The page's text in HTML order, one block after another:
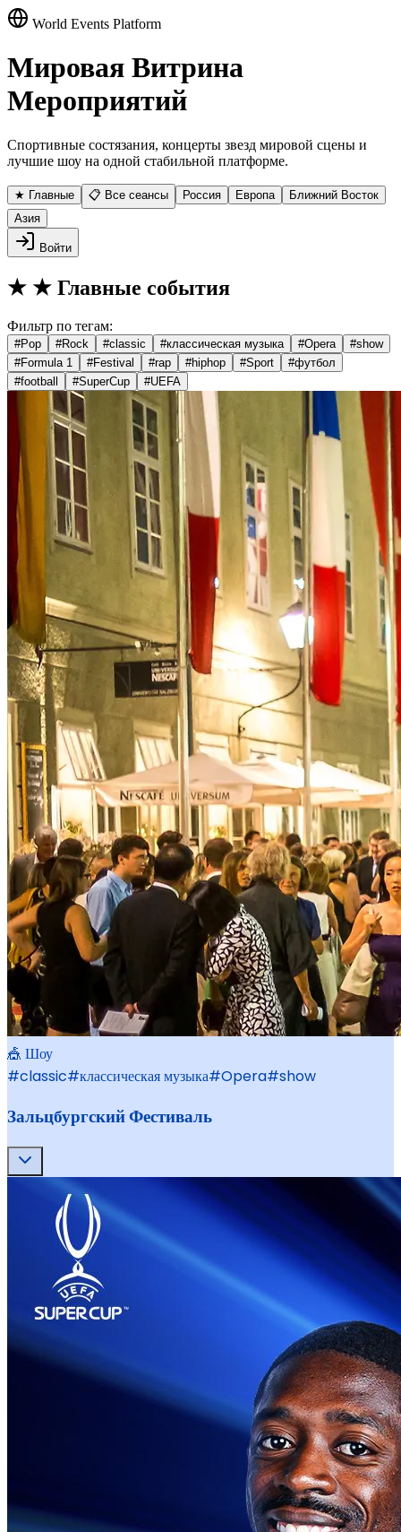
World Events Platform
Мировая Витрина
Мероприятий
Спортивные состязания, концерты звезд мировой сцены и
лучшие шоу на одной стабильной платформе.
★ Главные 📋 Все сеансы Россия Европа
Ближний Восток
Азия
Войти
★ ★ Главные события
Фильтр по тегам:
#Pop #Rock #classic #классическая музыка #Opera #show
#Formula 1 #Festival #rap #hiphop #Sport #футбол
#football #SuperCup #UEFA
🎪 Шоу
#classic#классическая музыка#Opera#show
Зальцбургский Фестиваль